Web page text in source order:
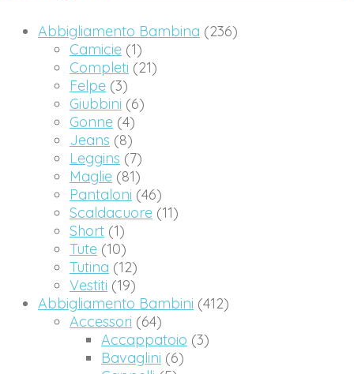
Abbigliamento Bambina (236)
Camicie (1)
Completi (21)
Felpe (3)
Giubbini (6)
Gonne (4)
Jeans (8)
Leggins (7)
Maglie (81)
Pantaloni (46)
Scaldacuore (11)
Short (1)
Tute (10)
Tutina (12)
Vestiti (19)
Abbigliamento Bambini (412)
Accessori (64)
Accappatoio (3)
Bavaglini (6)